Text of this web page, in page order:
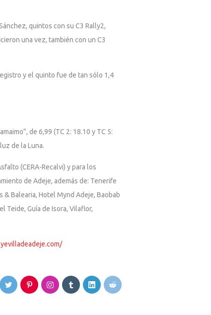
quintos con su C3 Rally2,
una vez, también con un C3
y el quinto fue de tan sólo 1,4
de 6,99 (TC 2: 18.10 y TC 5:
de la Luna.
(CERA-Recalvi) y para los
de Adeje, además de: Tenerife
& Balearia, Hotel Mynd Adeje, Baobab
Teide, Guía de Isora, Vilaflor,